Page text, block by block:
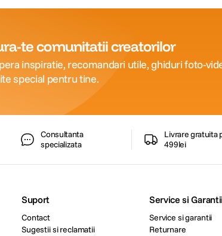
te comunitatii creatorilor
inspiratie, recomandari utile, ghiduri foto-
special pentru tine.
Consultanta
specializata
Livrare gratuita
499lei
Suport
Contact
Sugestii si reclamatii
Service si Garantii
Service si garantii
Returnare